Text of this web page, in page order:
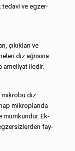
tedavi ve egzer­
çıkıkları ve
diz ağrısına
ameliyat iledir.
mikrobu diz
mikroplarıda
mümkündür. Ek­
fay­